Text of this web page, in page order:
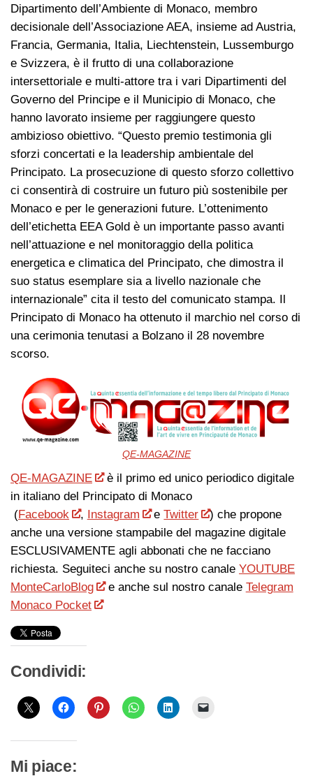
Dipartimento dell’Ambiente di Monaco, membro
decisionale dell’Associazione AEA, insieme ad Austria,
Francia, Germania, Italia, Liechtenstein, Lussemburgo
e Svizzera, è il frutto di una collaborazione
intersettoriale e multi-attore tra i vari Dipartimenti del
Governo del Principe e il Municipio di Monaco, che
hanno lavorato insieme per raggiungere questo
ambizioso obiettivo. “Questo premio testimonia gli
sforzi concertati e la leadership ambientale del
Principato. La prosecuzione di questo sforzo collettivo
ci consentirà di costruire un futuro più sostenibile per
Monaco e per le generazioni future. L’ottenimento
dell’etichetta EEA Gold è un importante passo avanti
nell’attuazione e nel monitoraggio della politica
energetica e climatica del Principato, che dimostra il
suo status esemplare sia a livello nazionale che
internazionale” cita il testo del comunicato stampa. Il
Principato di Monaco ha ottenuto il marchio nel corso di
una cerimonia tenutasi a Bolzano il 28 novembre
scorso.
QE-MAGAZINE
QE-MAGAZINE
è il primo ed unico periodico digitale
in italiano del Principato di Monaco
(Facebook , Instagram eTwitter
) che propone
anche una versione stampabile del magazine digitale
ESCLUSIVAMENTE agli abbonati che ne facciano
richiesta. Seguiteci anche su nostro canale YOUTUBE
MonteCarloBlog
e anche sul nostro canale Telegram
Monaco Pocket
Condividi:
Mi piace: